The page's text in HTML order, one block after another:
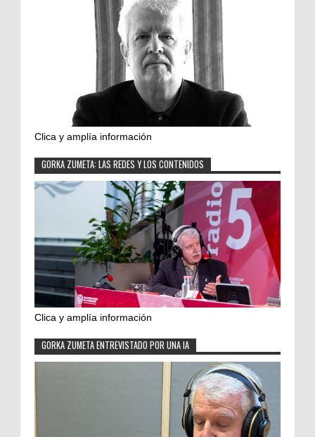
Clica y amplía información
GORKA ZUMETA: LAS REDES Y LOS CONTENIDOS
Clica y amplía información
GORKA ZUMETA ENTREVISTADO POR UNA IA